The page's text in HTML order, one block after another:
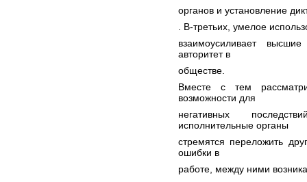
органов и установление
. В-третьих, умелое
взаимоусиливает
авторитет в
обществе.
Вместе с тем
возможности для
негативных
исполнительные органы
стремятся переложить
ошибки в
работе, между ними